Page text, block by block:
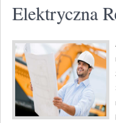
Elektryczna